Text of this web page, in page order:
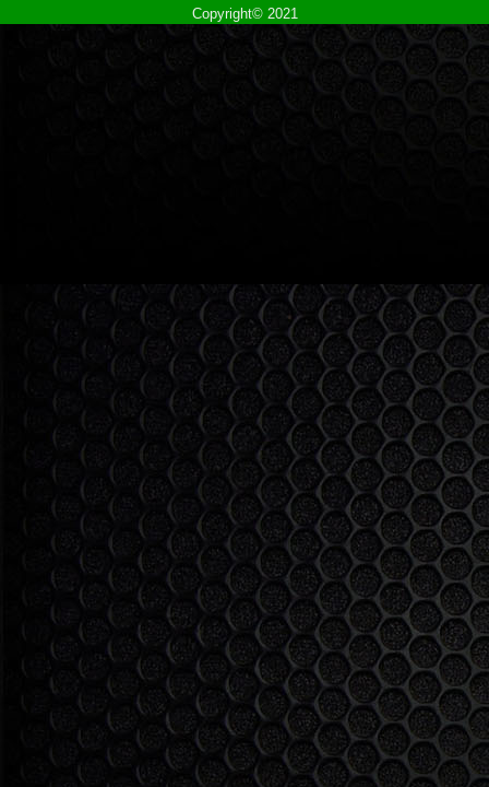
Copyright© 2021